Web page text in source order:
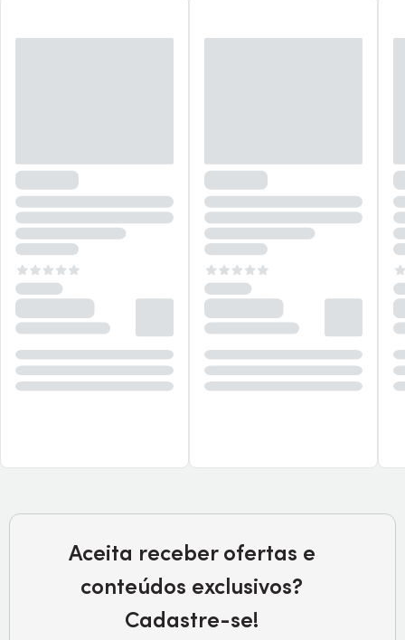
Aceita receber ofertas e
conteúdos exclusivos?
Cadastre-se!